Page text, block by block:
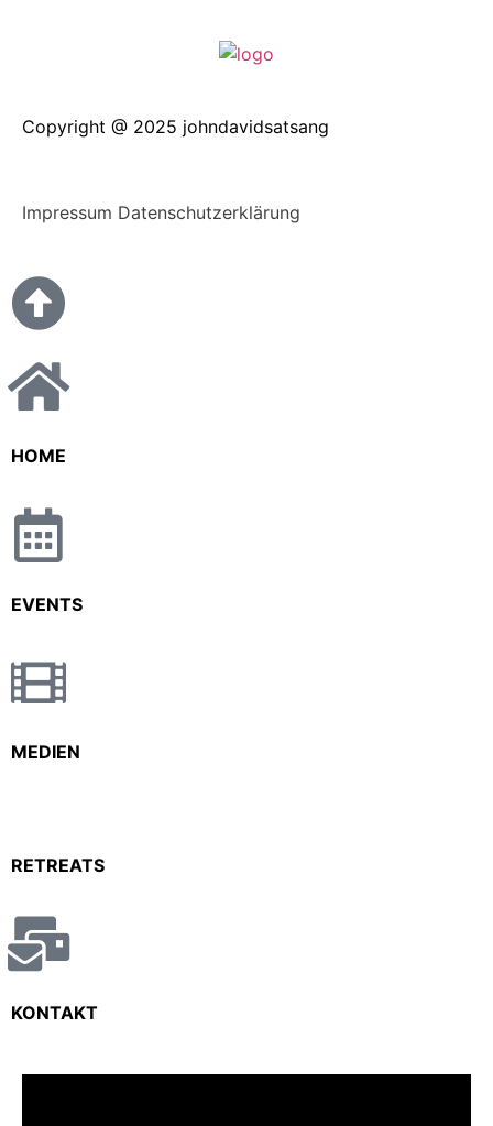
Copyright @ 2025 johndavidsatsang
Impressum Datenschutzerklärung
HOME
EVENTS
MEDIEN
RETREATS
KONTAKT